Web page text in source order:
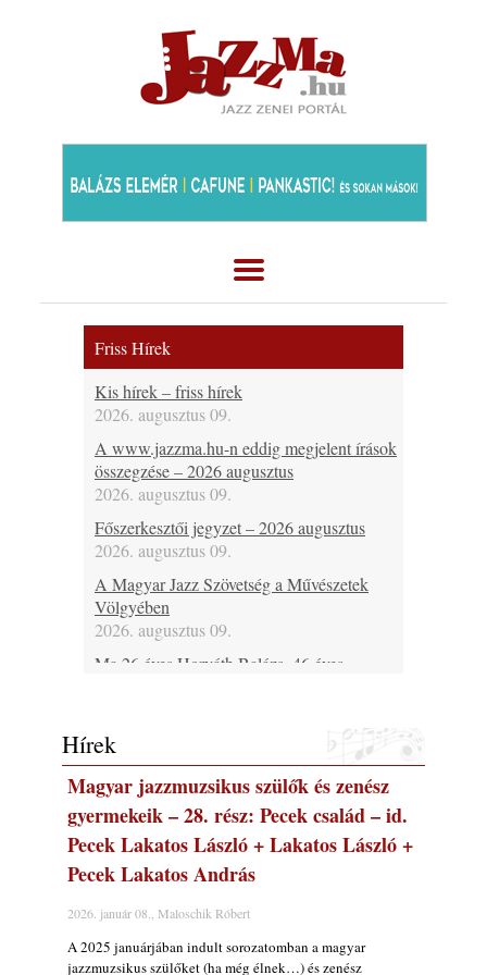
Friss Hírek
Kis hírek – friss hírek
2026. augusztus 09.
A www.jazzma.hu-n eddig megjelent írások
összegzése – 2026 augusztus
2026. augusztus 09.
Főszerkesztői jegyzet – 2026 augusztus
2026. augusztus 09.
A Magyar Jazz Szövetség a Művészetek
Völgyében
2026. augusztus 09.
Ma 26 éves Horváth Balázs, 46 éves
éves Malecz Attila, 80 éves Pataki László és
75 éves Hugh Ragin
2026. augusztus 09.
Ma lenne 100 éves Bill Napier
2026. augusztus 09.
Ma 55 éve halt meg Len Hughes
Ezen a napon – augusztus 9. (2026)
2026. augusztus 09.
Hírek
Magyar jazzmuzsikus szülők és zenész
gyermekeik – 28. rész: Pecek család – id.
Pecek Lakatos László + Lakatos László +
Pecek Lakatos András
2026. január 08., Maloschik Róbert
A 2025 januárjában indult sorozatomban a magyar
jazzmuzsikus szülőket (ha még élnek…) és zenész